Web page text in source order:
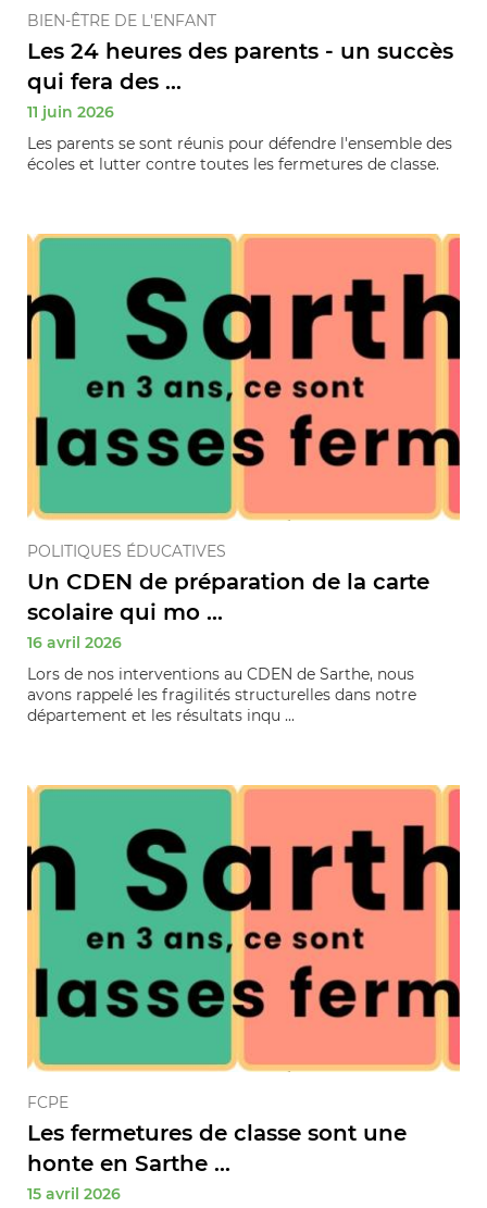
BIEN-ÊTRE DE L'ENFANT
Les 24 heures des parents - un succès
qui fera des ...
11 juin 2026
Les parents se sont réunis pour défendre l'ensemble des
écoles et lutter contre toutes les fermetures de classe.
POLITIQUES ÉDUCATIVES
Un CDEN de préparation de la carte
scolaire qui mo ...
16 avril 2026
Lors de nos interventions au CDEN de Sarthe, nous
avons rappelé les fragilités structurelles dans notre
département et les résultats inqu ...
FCPE
Les fermetures de classe sont une
honte en Sarthe ...
15 avril 2026